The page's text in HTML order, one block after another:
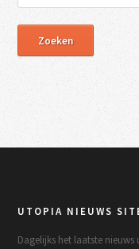
UTOPIA NIEUWS
Dagelijks het laatste